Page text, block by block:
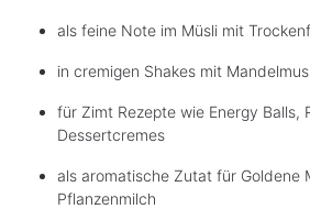
als feine Note im Müsli mit
in cremigen Shakes mit
für Zimt Rezepte wie Energy Balls,
Dessertcremes
als aromatische Zutat für Goldene
Pflanzenmilch